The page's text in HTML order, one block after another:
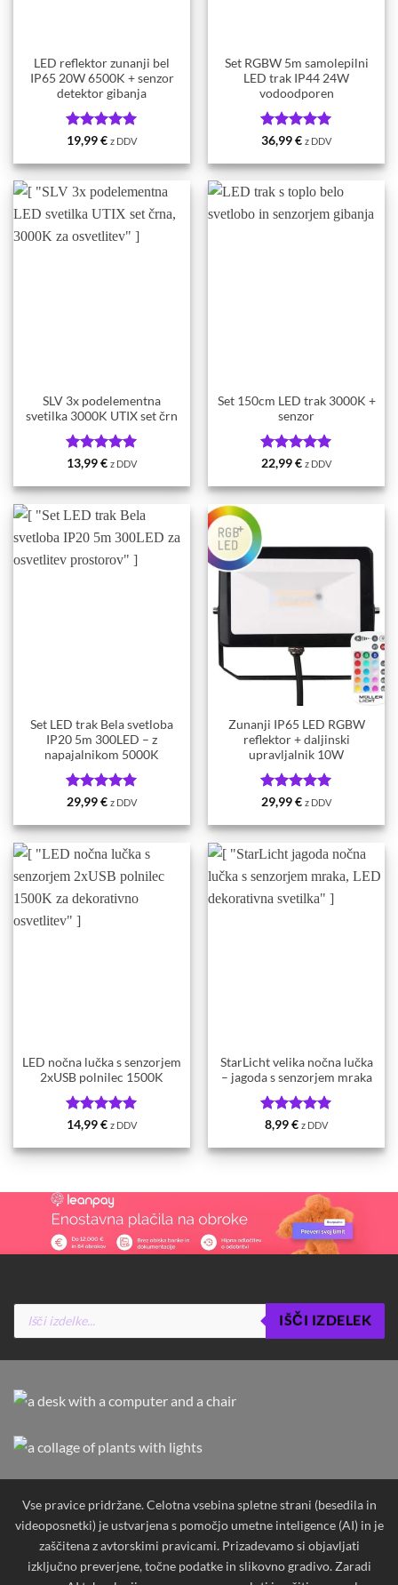
LED reflektor zunanji bel
IP65 20W 6500K + senzor
detektor gibanja
Ocenjeno5
19,99€ z DDV
Set RGBW 5m samolepilni
LED trak IP44 24W
vodoodporen
Ocenjeno5
36,99€ z DDV
SLV 3x podelementna
svetilka 3000K UTIX set črn
Ocenjeno5
13,99€ z DDV
Set 150cm LED trak 3000K +
senzor
Ocenjeno5
22,99€ z DDV
Set LED trak Bela svetloba
IP20 5m 300LED – z
napajalnikom 5000K
Ocenjeno5
29,99€ z DDV
Zunanji IP65 LED RGBW
reflektor + daljinski
upravljalnik 10W
Ocenjeno5
29,99€ z DDV
LED nočna lučka s senzorjem
2xUSB polnilec 1500K
Ocenjeno5
14,99€ z DDV
StarLicht velika nočna lučka
– jagoda s senzorjem mraka
Ocenjeno5
8,99€ z DDV
Products
search
IŠČI IZDELEK
Vse pravice pridržane. Celotna vsebina spletne strani (besedila in
videoposnetki) je ustvarjena s pomočjo umetne inteligence (AI) in je
zaščitena z avtorskimi pravicami. Prizadevamo si objavljati
izključno preverjene, točne podatke in slikovno gradivo. Zaradi